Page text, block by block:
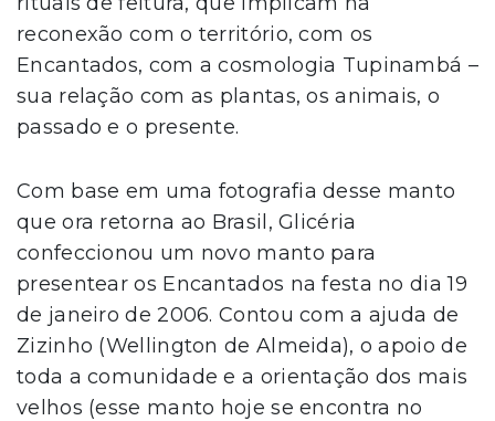
reconexão com o território, com os
Encantados, com a cosmologia Tupinambá –
sua relação com as plantas, os animais, o
passado e o presente.
Com base em uma fotografia desse manto
que ora retorna ao Brasil, Glicéria
confeccionou um novo manto para
presentear os Encantados na festa no dia 19
de janeiro de 2006. Contou com a ajuda de
Zizinho (Wellington de Almeida), o apoio de
toda a comunidade e a orientação dos mais
velhos (esse manto hoje se encontra no